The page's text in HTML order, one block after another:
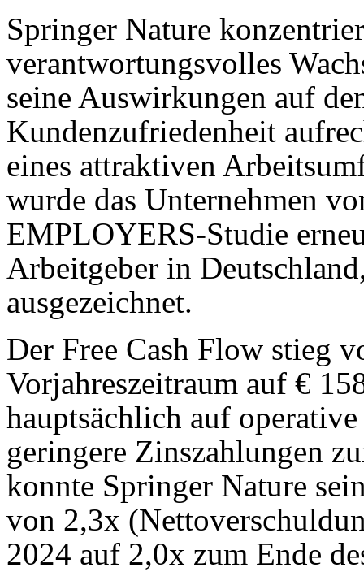
Springer Nature
verantwortungsvolles
seine Auswirkungen auf
Kundenzufriedenheit
eines attraktiven
wurde das Unternehmen
EMPLOYERS-Studie
Arbeitgeber in
ausgezeichnet.
Der Free Cash Flow stieg
Vorjahreszeitraum auf €
hauptsächlich auf
geringere Zinszahlungen
konnte Springer Nature
von 2,3x
2024 auf 2,0x zum Ende